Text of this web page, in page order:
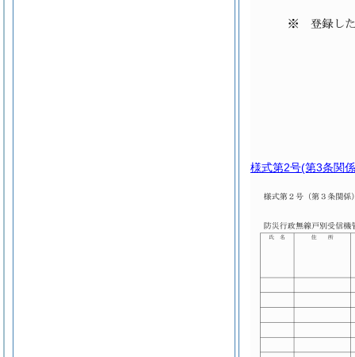
様式第2号(第3条関